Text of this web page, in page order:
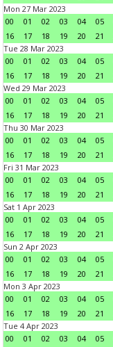
Mon 27 Mar 2023
00
01 02 03 04 05
16
17 18 19 20 21
Tue 28 Mar 2023
00
01 02 03 04 05
16
17 18 19 20 21
Wed 29 Mar 2023
00
01 02 03 04 05
16
17 18 19 20 21
Thu 30 Mar 2023
00
01 02 03 04 05
16
17 18 19 20 21
Fri 31 Mar 2023
00
01 02 03 04 05
16
17 18 19 20 21
Sat 1 Apr 2023
00
01 02 03 04 05
16
17 18 19 20 21
Sun 2 Apr 2023
00
01 02 03 04 05
16
17 18 19 20 21
Mon 3 Apr 2023
00
01 02 03 04 05
16
17 18 19 20 21
Tue 4 Apr 2023
00
01 02 03 04 05